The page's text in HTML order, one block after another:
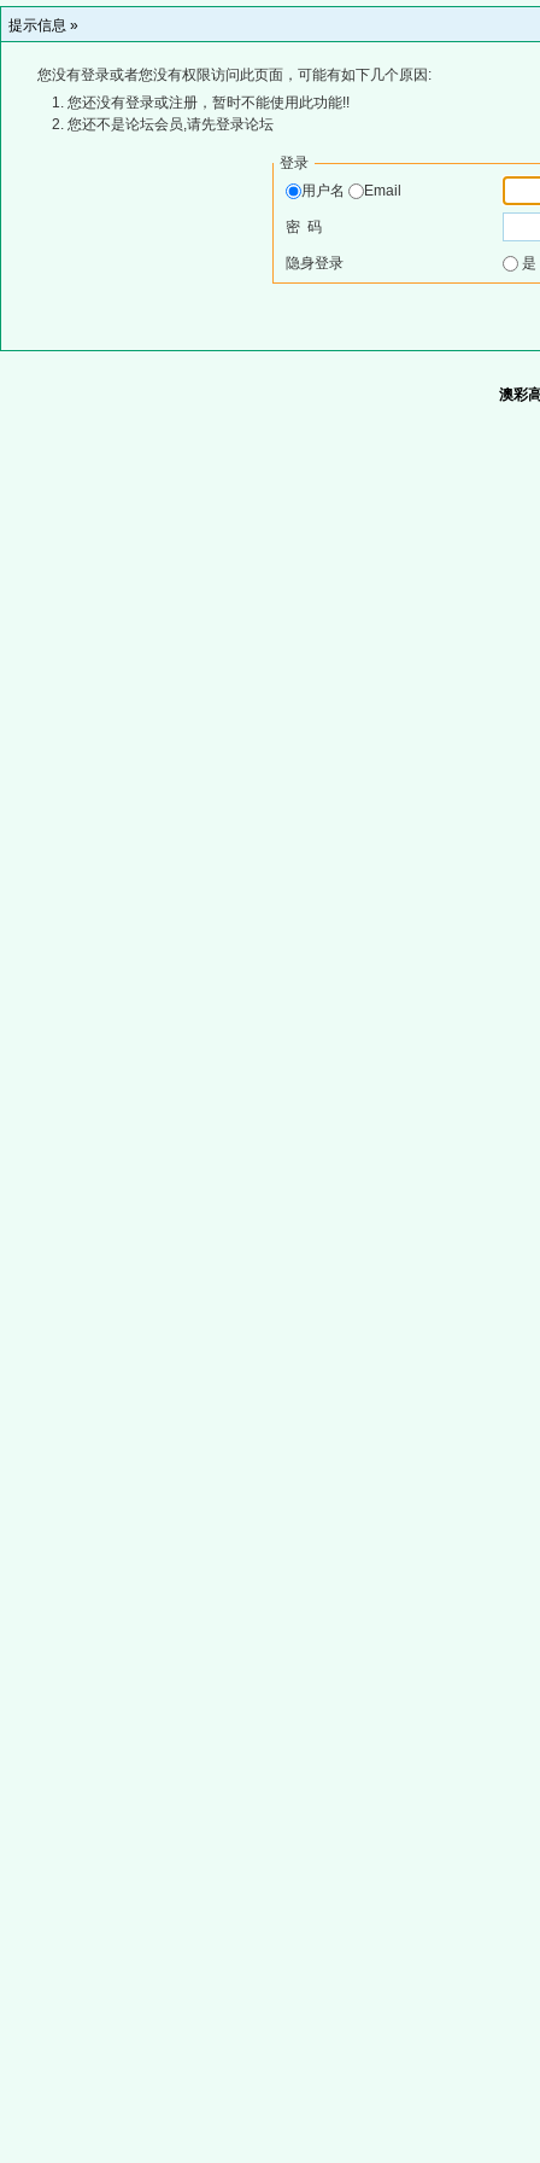
提示信息 »
您没有登录或者您没有权限访问此页面，可能有如下几个原因:
您还没有登录或注册，暂时不能使用此功能!!
您还不是论坛会员,请先登录论坛
登录
用户名
Email
密 码
隐身登录
澳彩